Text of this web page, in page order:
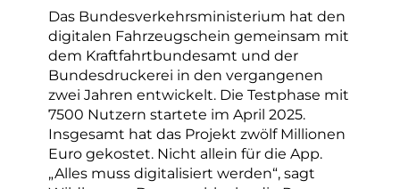
Das Bundesverkehrsministerium hat den
digitalen Fahrzeugschein gemeinsam mit
dem Kraftfahrtbundesamt und der
Bundesdruckerei in den vergangenen
zwei Jahren entwickelt. Die Testphase mit
7500 Nutzern startete im April 2025.
Insgesamt hat das Projekt zwölf Millionen
Euro gekostet. Nicht allein für die App.
„Alles muss digitalisiert werden“, sagt